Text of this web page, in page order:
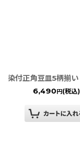
6,490 円(税込)